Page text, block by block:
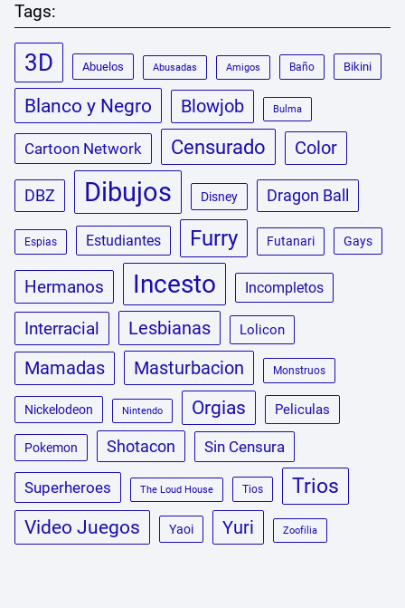
Tags:
3D Abuelos Abusadas Amigos Baño Bikini
Blanco y Negro Blowjob Bulma
Cartoon Network Censurado Color
DBZ Dibujos Disney Dragon Ball
Espias Estudiantes Furry Futanari Gays
Hermanos Incesto Incompletos
Interracial Lesbianas Lolicon
Mamadas Masturbacion Monstruos
Nickelodeon Nintendo Orgias Peliculas
Pokemon Shotacon Sin Censura
Superheroes The Loud House Tios Trios
Video Juegos Yaoi Yuri Zoofilia